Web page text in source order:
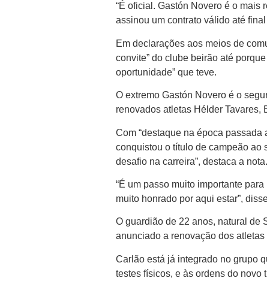
“É oficial. Gastón Novero é o mais
assinou um contrato válido até
Em declarações aos meios de
convite” do clube beirão até
oportunidade” que teve.
O extremo Gastón Novero é o
renovados atletas Hélder Tavares,
Com “destaque na época
conquistou o título de campeão ao
desafio na carreira”, destaca a nota.
“É um passo muito importante
muito honrado por aqui estar”,
O guardião de 22 anos, natural de
anunciado a renovação dos
Carlão está já integrado no grupo
testes físicos, e às ordens do novo